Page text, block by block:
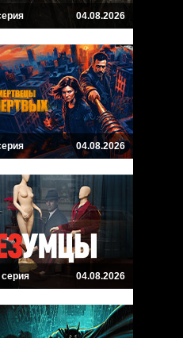
04.08.2026
04.08.2026
серия 04.08.2026